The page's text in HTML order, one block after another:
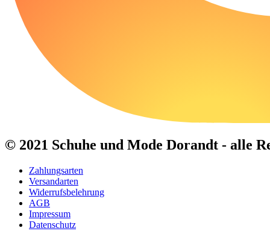
© 2021 Schuhe und Mode Dorandt - alle
Zahlungsarten
Versandarten
Widerrufsbelehrung
AGB
Impressum
Datenschutz